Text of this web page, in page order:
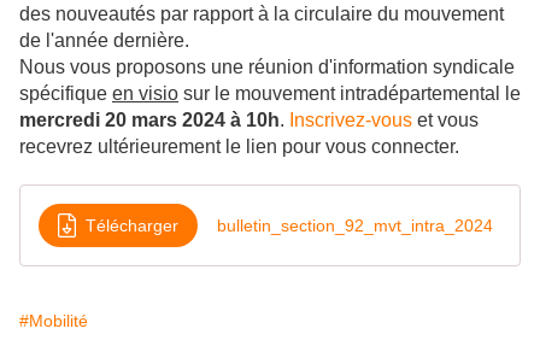
des nouveautés par rapport à la circulaire du mouvement
de l'année dernière.
Nous vous proposons une réunion d'information syndicale
spécifique en visio sur le mouvement intradépartemental le
mercredi 20 mars 2024 à 10h. Inscrivez-vous et vous
recevrez ultérieurement le lien pour vous connecter.
Télécharger bulletin_section_92_mvt_intra_2024
#Mobilité